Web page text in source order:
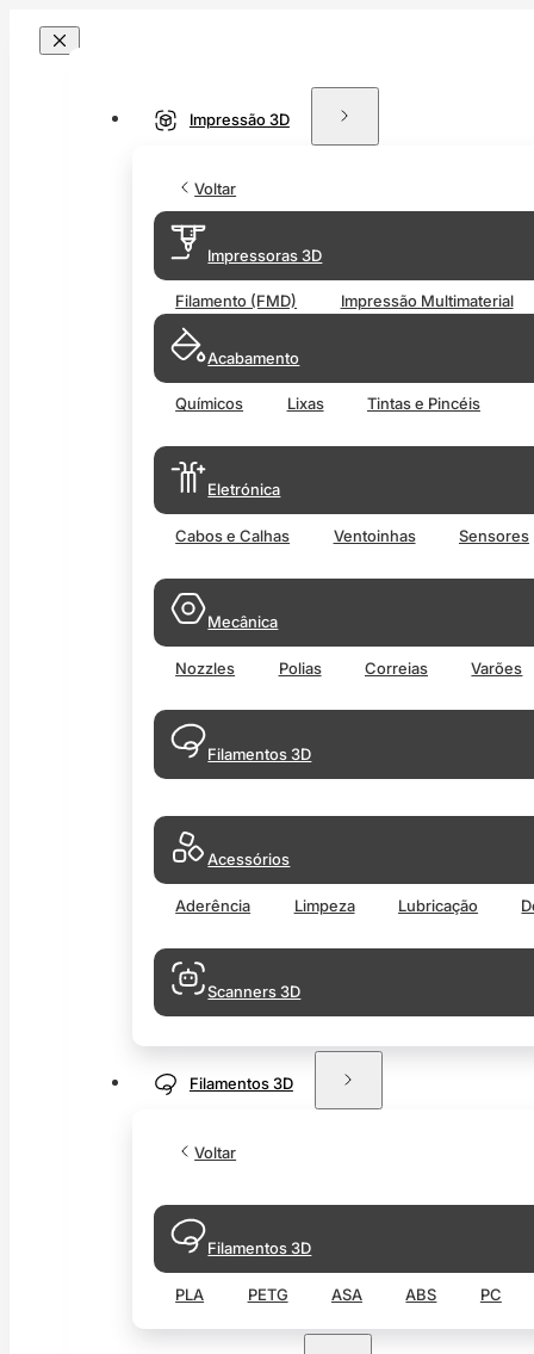
Impressão 3D
Voltar
Impressoras 3D
Filamento (FMD) Impressão Multimaterial
Acabamento
Químicos Lixas Tintas e Pincéis
Eletrónica
Cabos e Calhas Ventoinhas Sensores
Mecânica
Nozzles Polias Correias Varões
Filamentos 3D
Acessórios
Aderência Limpeza Lubricação
Scanners 3D
Filamentos 3D
Voltar
Filamentos 3D
PLA PETG ASA ABS PC